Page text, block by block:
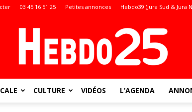
03 45 16 51 25 Petites annonces Hebdo39 (Jura Sud & Jura
CULTURE VIDÉOS L’AGENDA